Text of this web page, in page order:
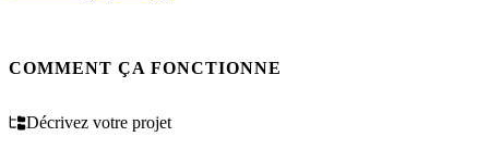
COMMENT ÇA FONCTIONNE
Décrivez votre projet